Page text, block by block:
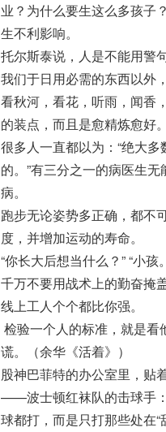
业？为什么要生这么多孩子
生不利影响。
托尔斯泰说，人是不能用警
我们于日用必需的东西以外
看秋河，看花，听雨，闻香
的装点，而且是愈精炼愈好
很多人一直都以为：“绝大
的。”有三分之一的病医生
病。
跑步无论姿势多正确，都不
度，并增加运动的寿命。
“你长大后想当什么？” “小孩
千万不要用战术上的勤奋掩
线上工人个个都比你强。
检验一个人的标准，就是
谎。（余华《活着》）
股神巴菲特的办公室里，贴
——波士顿红袜队的击球手：
球都打，而是只打那些处在“